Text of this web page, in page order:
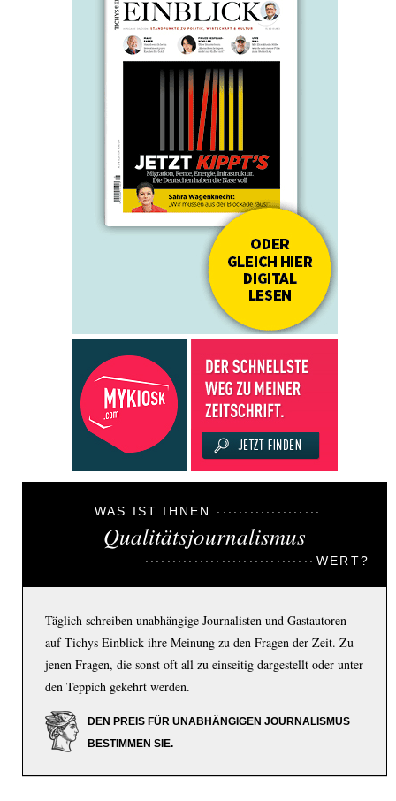
WAS IST IHNEN
Qualitätsjournalismus
WERT?
Täglich schreiben unabhängige Journalisten und Gastautoren
auf Tichys Einblick ihre Meinung zu den Fragen der Zeit. Zu
jenen Fragen, die sonst oft all zu einseitig dargestellt oder unter
den Teppich gekehrt werden.
DEN PREIS FÜR UNABHÄNGIGEN JOURNALISMUS
BESTIMMEN SIE.